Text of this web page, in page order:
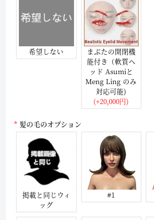
希望しない
まぶたの開閉機
能付き（軟質ヘ
ッド Asumiと
Meng Ling のみ
対応可能)
(+20,000円)
髪の毛のオプション
掲載と同じウィ
ッグ
#1